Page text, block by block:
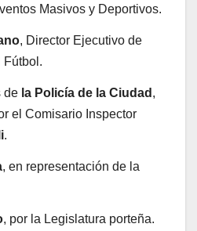
Masivos y Deportivos.
, Director Ejecutivo de
Fútbol.
de la Policía de la Ciudad ,
el Comisario Inspector
.
, en representación de la
, por la Legislatura porteña.